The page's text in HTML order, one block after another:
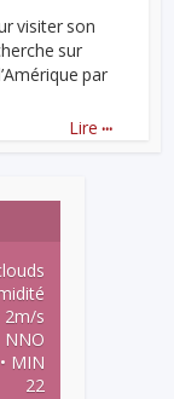
visiter son
sur
par
Lire ...
2m/s
NNO
MIN
22